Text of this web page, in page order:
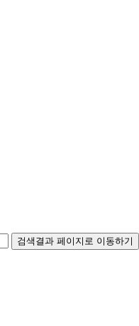
검색결과 페이지로 이동하기